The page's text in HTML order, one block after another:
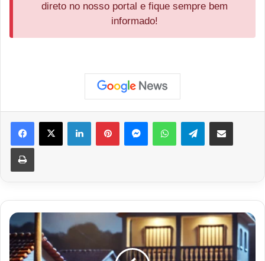
direto no nosso portal e fique sempre bem
informado!
Facebook
X LinkedinPinterestMessengerWhatsAppTelegramCompartilhar via e-mail
Imprimir
Ocorrências
Policiais
e
Operações